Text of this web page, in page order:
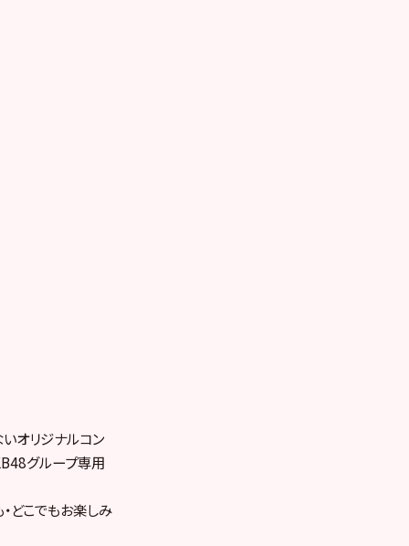
オリジナルコン
グループ専用
どこでもお楽しみ